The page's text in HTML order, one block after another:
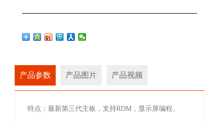
产品参数 产品图片 产品视频
特点：最新第三代主板，支持RDM，显示屏编程。